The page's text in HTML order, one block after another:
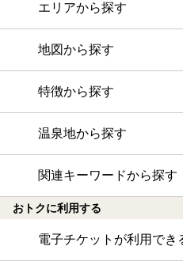
エリアから探す
地図から探す
特徴から探す
温泉地から探す
関連キーワードから探す
おトクに利用する
電子チケットが利用でき